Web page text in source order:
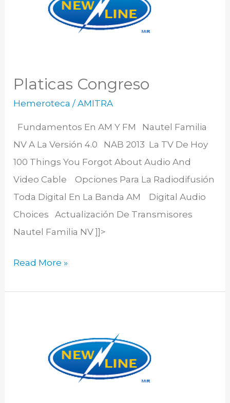
Platicas Congreso
Hemeroteca /AMITRA
Fundamentos En AM Y FM Nautel Familia
NV A La Versión 4.0 NAB 2013 La TV De Hoy
100 Things You Forgot About Audio And
Video Cable Opciones Para La Radiodifusión
Toda Digital En La Banda AM Digital Audio
Choices Actualización De Transmisores
Nautel Familia NV ]]>
Read More »
Internacional